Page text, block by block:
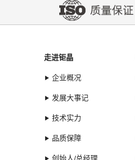
走进钜晶
企业概况
发展大事记
技术实力
品质保障